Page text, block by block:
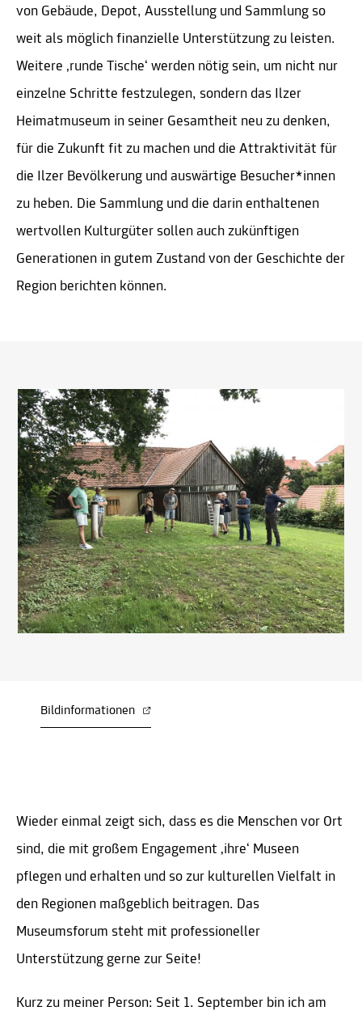
von Gebäude, Depot, Ausstellung und Sammlung so
weit als möglich finanzielle Unterstützung zu leisten.
Weitere ‚runde Tische‘ werden nötig sein, um nicht nur
einzelne Schritte festzulegen, sondern das Ilzer
Heimatmuseum in seiner Gesamtheit neu zu denken,
für die Zukunft fit zu machen und die Attraktivität für
die Ilzer Bevölkerung und auswärtige Besucher*innen
zu heben. Die Sammlung und die darin enthaltenen
wertvollen Kulturgüter sollen auch zukünftigen
Generationen in gutem Zustand von der Geschichte der
Region berichten können.
Bildinformationen
Wieder einmal zeigt sich, dass es die Menschen vor Ort
sind, die mit großem Engagement ‚ihre‘ Museen
pflegen und erhalten und so zur kulturellen Vielfalt in
den Regionen maßgeblich beitragen. Das
Museumsforum steht mit professioneller
Unterstützung gerne zur Seite!
Kurz zu meiner Person: Seit 1. September bin ich am